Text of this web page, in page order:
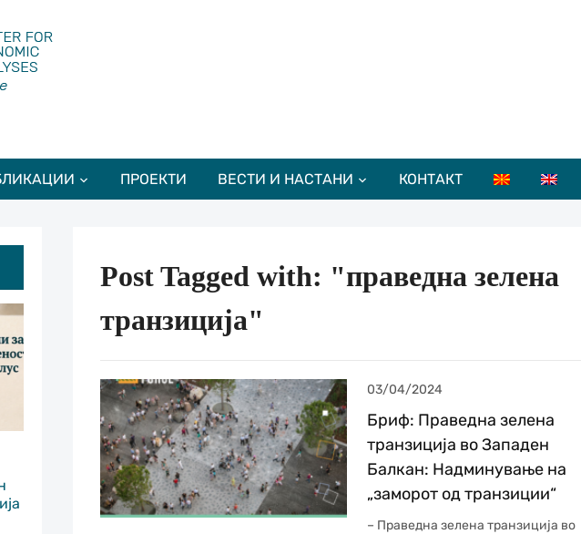
ПРОЕКТИ ВЕСТИ И НАСТАНИ КОНТАКТ
Post Tagged with: "праведна зелена
транзиција"
03/04/2024
Бриф: Праведна зелена
транзиција во Западен
Балкан: Надминување на
„заморот од транзиции“
– Праведна зелена транзиција во